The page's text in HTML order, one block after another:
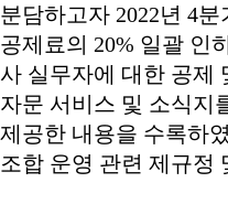
분담하고자 2022년 4
공제료의 20% 일괄 인
사 실무자에 대한 공제
자문 서비스 및 소식지
제공한 내용을 수록하
조합 운영 관련 제규정